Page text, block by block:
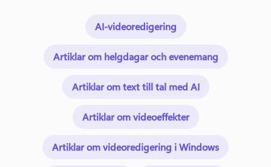
AI-videoredigering
Artiklar om helgdagar och evenemang
Artiklar om text till tal med AI
Artiklar om videoeffekter
Artiklar om videoredigering i Windows